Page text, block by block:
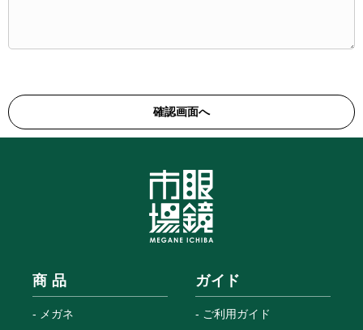
商 品
メガネ
ガイド
ご利用ガイド